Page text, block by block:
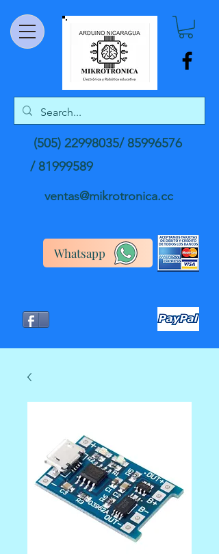
(505) 22998035/85996576
/81999589
ventas@mikrotronica.cc
Whatsapp